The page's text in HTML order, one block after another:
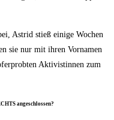
Astrid stieß eini­ge Wochen
sie nur mit ihren Vor­na­men
Akti­vis­tin­nen zum
angeschlossen?